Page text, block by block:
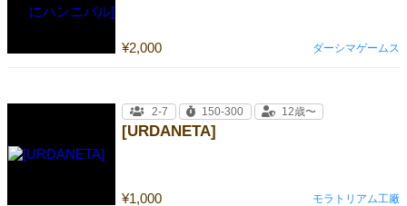
¥2,000 ダーシマゲームス
[URDANETA]
¥1,000
2-7 150-300 12歳〜
モラトリアム工廠